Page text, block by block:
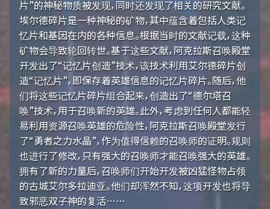
片”的神秘物质被发现，同时还发现了相关的研究文献。
埃尔德碎片是一种神秘的矿物，其中蕴含着包括人类记
忆片和基因在内的各种信息。根据当时的文献记载，这种
矿物会导致轮回转世。基于这些文献，阿克拉斯召唤殿堂
开发出了“记忆片创造”技术，该技术利用艾尔德碎片创
造“记忆片”，即保存着英雄信息的记忆片碎片。随后，他
们将这些记忆片碎片组合起来，创造出了“德尔塔召
唤”技术，用于召唤新的英雄。此外，考虑到任何人都能轻
易利用资源召唤英雄的危险性，阿克拉斯召唤殿堂发行
了“勇者之力水晶”，作为值得信赖的召唤师的证明。规则
也进行了修改，只有强大的召唤师才能召唤强大的英雄。
拥有了新的力量后，召唤师们开始开发被凶猛怪物占领
的古城艾尔多拉迪亚。他们却浑然不知，这项开发也将导
致邪恶双子神的复活……